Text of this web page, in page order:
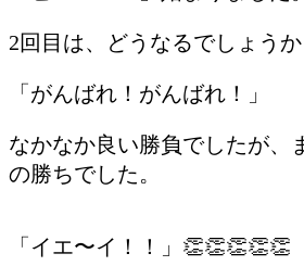
2回目は、どうなるでしょうか
「がんばれ！がんばれ！」
なかなか良い勝負でしたが、
の勝ちでした。
「イエ〜イ！！」👏👏👏👏👏